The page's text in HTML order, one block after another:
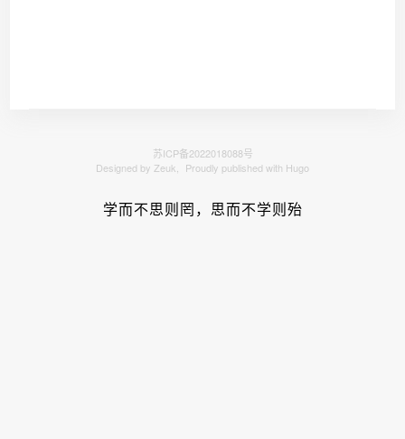
苏ICP备2022018088号
Designed by Zeuk,
Proudly published with Hugo
学而不思则罔，思而不学则殆